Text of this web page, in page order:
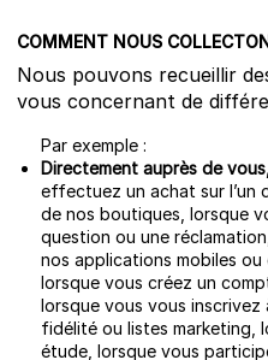
COMMENT NOUS
Nous pouvons recueillir
vous concernant de
Par exemple :
Directement auprès de
effectuez un achat sur l’un
de nos boutiques, lorsque
question ou une
nos applications mobiles ou
lorsque vous créez un
lorsque vous vous inscrivez
fidélité ou listes marketing,
étude, lorsque vous